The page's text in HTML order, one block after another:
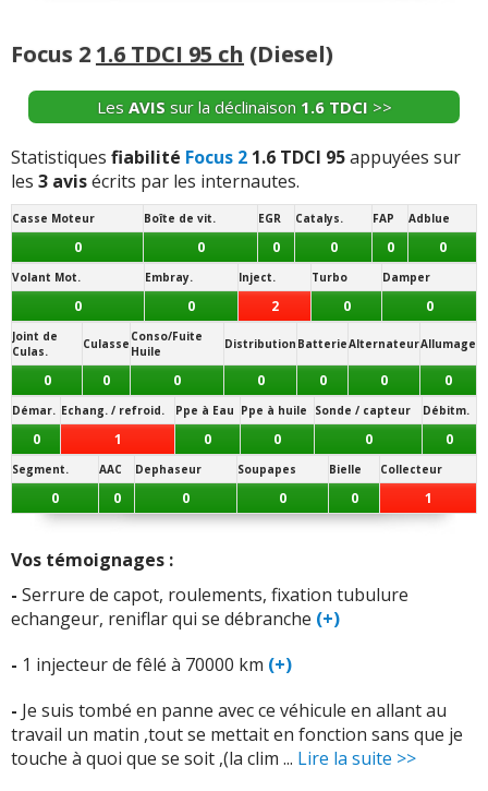
0 0 3 3 1
Démar. Echang. / refroid. Ppe à Eau Ppe à huile Sonde / capteur Débitm.
1 1 2 0 8 2
Segment. AAC Dephaseur Soupapes Bielle Collecteur
0 0 0 1
Vos témoignages :
-Aucun pour l instant
-Vannes EGR changée à 80000, boitier refroidissement
filtre huile changé à 98700, injecteurs défectueux 80000
(+)
-Durit de turbo félée à 90000 km.(+)
-Galet enrouleur (courroie de distribution) mort
47200km/Changement du kit de distribution ,pompe a
eau//Ford refuse de prendre en charge//620 EUROS !! ...
-Vanne egr remplacee car encrassée ; volant moteur
durit air turbo cuite, debimetre air remplace
-Durite de turbo(+)
-Aucun pour l'instant,mais je ne crois pas au père noêl,
Focus 2 1.6 TDCI 95 ch (Diesel)
Les AVIS sur la déclinaison 1.6 TDCI >>
Statistiques fiabilité Focus 2 1.6 TDCI 95appuyées sur
les 3 avisécrits par les internautes.
Casse Moteur Boîte de vit. EGR Catalys. FAP Adblue
0 0 0 0 0 0
Volant Mot. Embray. Inject. Turbo Damper
0 0 2 0 0
Joint de
Culas.
Culasse Conso/Fuite
Huile
Distribution BatterieAlternateurAllumage
0 0 0 0 0 0 0
Démar. Echang. / refroid. Ppe à Eau Ppe à huile Sonde / capteur Débitm.
0 1 0 0 0 0
Segment. AAC Dephaseur Soupapes Bielle Collecteur
0 0 0 0 0 1
Vos témoignages :
- Serrure de capot, roulements, fixation tubulure
echangeur, reniflar qui se débranche (+)
- 1 injecteur de fêlé à 70000 km (+)
- Je suis tombé en panne avec ce véhicule en allant au
travail un matin ,tout se mettait en fonction sans que je
touche à quoi que se soit ,(la clim ... Lire la suite >>